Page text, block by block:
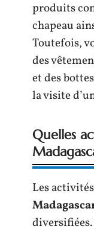
produits
chapeau
Toutefois,
des
et des
la visite
Quelles
Les